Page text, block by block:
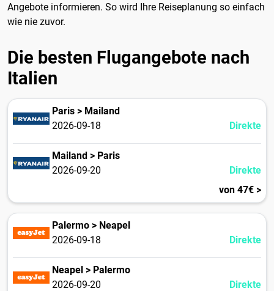
Angebote informieren. So wird Ihre Reiseplanung so einfach
wie nie zuvor.
Die besten Flugangebote nach
Italien
Paris > Mailand
2026-09-18
Direkte
Mailand > Paris
2026-09-20
Direkte
von 47€ >
Palermo > Neapel
2026-09-18
Direkte
Neapel > Palermo
2026-09-20
Direkte